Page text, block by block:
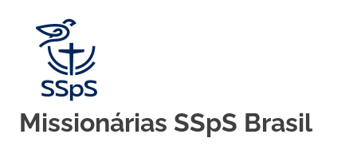
content
Missionárias SSpS Brasil